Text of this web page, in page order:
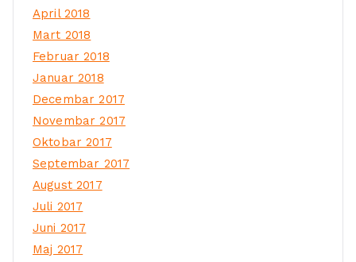
April 2018
Mart 2018
Februar 2018
Januar 2018
Decembar 2017
Novembar 2017
Oktobar 2017
Septembar 2017
August 2017
Juli 2017
Juni 2017
Maj 2017